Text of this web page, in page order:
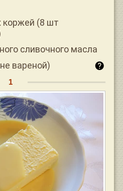
коржей (8 шт
сливочного масла
вареной)